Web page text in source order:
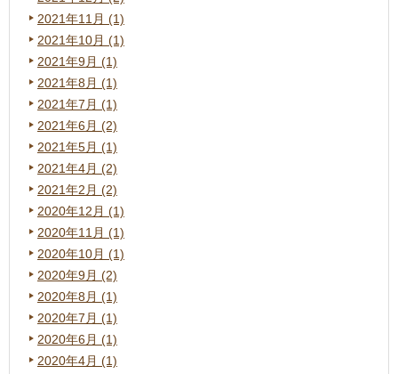
2021年11月 (1)
2021年10月 (1)
2021年9月 (1)
2021年8月 (1)
2021年7月 (1)
2021年6月 (2)
2021年5月 (1)
2021年4月 (2)
2021年2月 (2)
2020年12月 (1)
2020年11月 (1)
2020年10月 (1)
2020年9月 (2)
2020年8月 (1)
2020年7月 (1)
2020年6月 (1)
2020年4月 (1)